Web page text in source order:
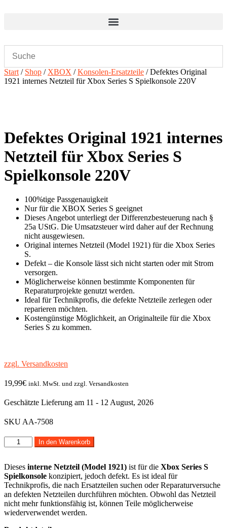
Start / Shop / XBOX /Konsolen-Ersatzteile / Defektes Original
1921 internes Netzteil für Xbox Series S Spielkonsole 220V
Defektes Original 1921 internes
Netzteil für Xbox Series S
Spielkonsole 220V
100%tige Passgenauigkeit
Nur für die XBOX Series S geeignet
Dieses Angebot unterliegt der Differenzbesteuerung nach §
25a UStG. Die Umsatzsteuer wird daher auf der Rechnung
nicht ausgewiesen.
Original internes Netzteil (Model 1921) für die Xbox Series
S.
Defekt – die Konsole lässt sich nicht starten oder mit Strom
versorgen.
Möglicherweise können bestimmte Komponenten für
Reparaturprojekte genutzt werden.
Ideal für Technikprofis, die defekte Netzteile zerlegen oder
reparieren möchten.
Kostengünstige Möglichkeit, an Originalteile für die Xbox
Series S zu kommen.
zzgl. Versandkosten
19,99€ inkl. MwSt. und zzgl. Versandkosten
Geschätzte Lieferung am 11 - 12 August, 2026
SKU AA-7508
Defektes
Original
internes
Netzteil
für
Xbox
Series
S
In den Warenkorb
Dieses interne Netzteil (Model 1921) ist für die Xbox Series S
Spielkonsole konzipiert, jedoch defekt. Es ist ideal für
Technikprofis, die nach Ersatzteilen suchen oder Reparaturversuche
an defekten Netzteilen durchführen möchten. Obwohl das Netzteil
nicht mehr funktionsfähig ist, können Teile möglicherweise
wiederverwendet werden.